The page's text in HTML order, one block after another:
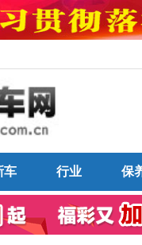
车 行业 保